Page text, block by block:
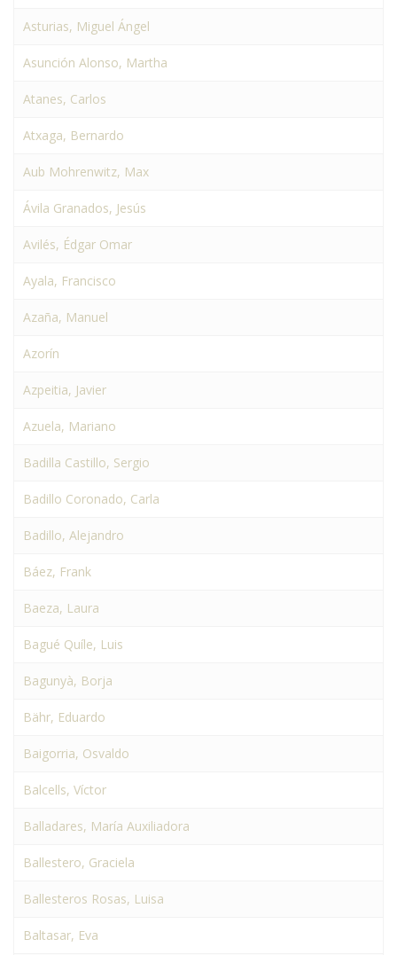
Asturias, Miguel Ángel
Asunción Alonso, Martha
Atanes, Carlos
Atxaga, Bernardo
Aub Mohrenwitz, Max
Ávila Granados, Jesús
Avilés, Édgar Omar
Ayala, Francisco
Azaña, Manuel
Azorín
Azpeitia, Javier
Azuela, Mariano
Badilla Castillo, Sergio
Badillo Coronado, Carla
Badillo, Alejandro
Báez, Frank
Baeza, Laura
Bagué Quíle, Luis
Bagunyà, Borja
Bähr, Eduardo
Baigorria, Osvaldo
Balcells, Víctor
Balladares, María Auxiliadora
Ballestero, Graciela
Ballesteros Rosas, Luisa
Baltasar, Eva